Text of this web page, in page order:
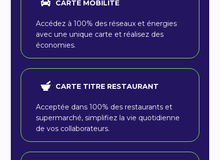
CARTE MOBILITÉ
Accédez à 100% des réseaux et énergies
avec une unique carte et réalisez des
économies.
CARTE TITRE RESTAURANT
Acceptée dans 100% des restaurants et
supermarché, simplifiez la vie quotidienne
de vos collaborateurs.